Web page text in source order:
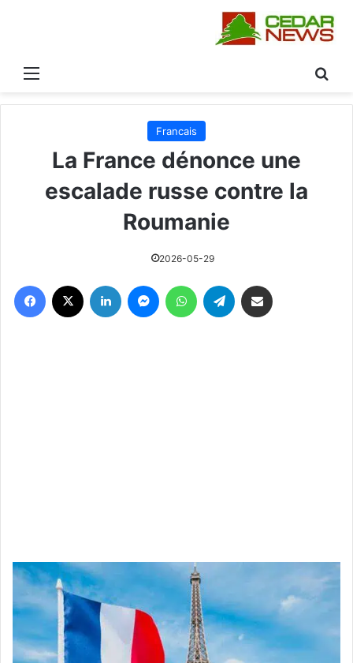
القائمة
Francais
La France dénonce une
escalade russe contre la
Roumanie
2026-05-29
فيسبوك لينكدإن ماسنجر واتساب تيلقرام مشاركة عبر البريد